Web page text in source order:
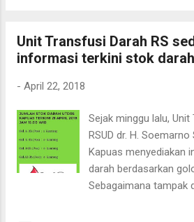
Unit Transfusi Darah RS
informasi terkini stok darah
- April 22, 2018
Sejak minggu lalu,
RSUD dr. H.
Kapuas menyediakan
darah berdasarkan
Sebagaimana tampak